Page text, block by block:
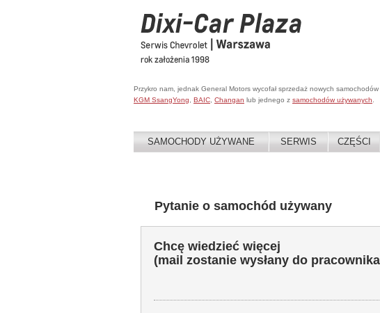
Przykro nam, jednak General Motors wycofał sprzedaż nowych
KGM SsangYong
BAIC Changan lub jednego z samochodów używanych
SAMOCHODY UŻYWANE SERWIS CZĘŚCI
Pytanie o samochód używany
Chcę wiedzieć więcej
(mail zostanie wysłany do